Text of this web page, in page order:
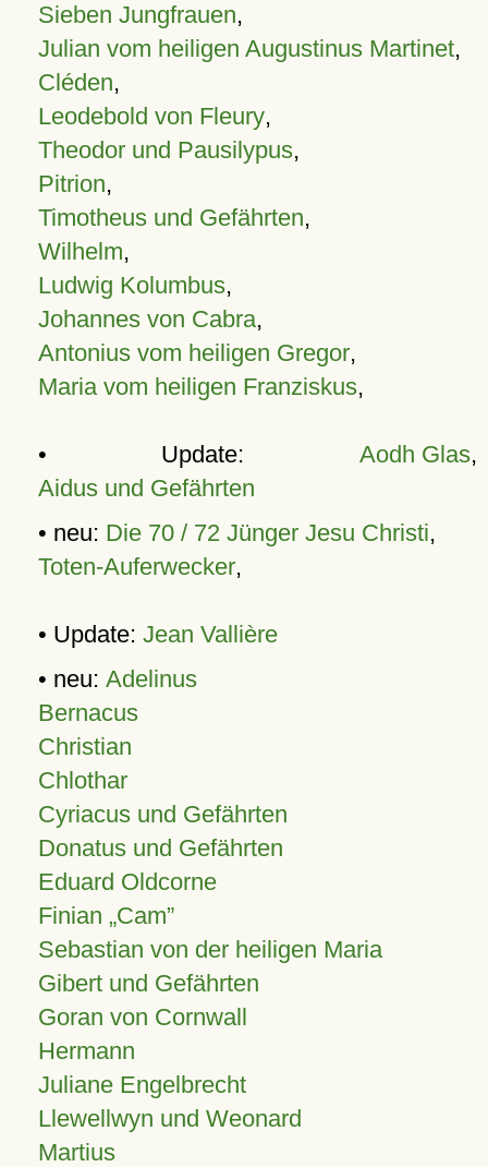
Sieben Jungfrauen,
Julian vom heiligen Augustinus Martinet,
Cléden,
Leodebold von Fleury,
Theodor und Pausilypus,
Pitrion,
Timotheus und Gefährten,
Wilhelm,
Ludwig Kolumbus,
Johannes von Cabra,
Antonius vom heiligen Gregor,
Maria vom heiligen Franziskus,
• Update: Aodh Glas,
Aidus und Gefährten
• neu: Die 70 / 72 Jünger Jesu Christi,
Toten-Auferwecker,
• Update: Jean Vallière
• neu: Adelinus
Bernacus
Christian
Chlothar
Cyriacus und Gefährten
Donatus und Gefährten
Eduard Oldcorne
Finian Cam
Sebastian von der heiligen Maria
Gibert und Gefährten
Goran von Cornwall
Hermann
Juliane Engelbrecht
Llewellwyn und Weonard
Martius